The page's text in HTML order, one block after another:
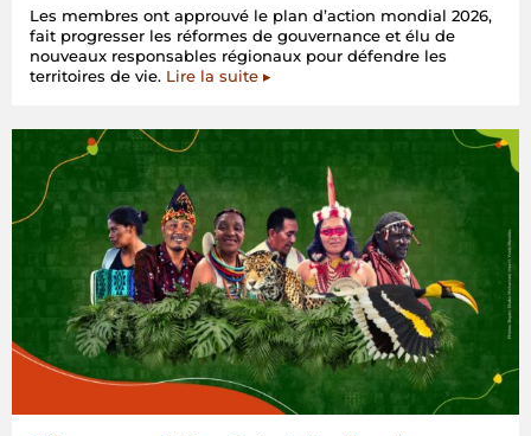
Les membres ont approuvé le plan d’action mondial 2026,
fait progresser les réformes de gouvernance et élu de
nouveaux responsables régionaux pour défendre les
territoires de vie. Lire la suite ▸